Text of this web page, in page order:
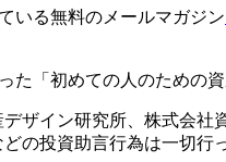
いる無料のメールマガジン
「初めての人のための
ザイン研究所、株式会社
の投資助言行為は一切行